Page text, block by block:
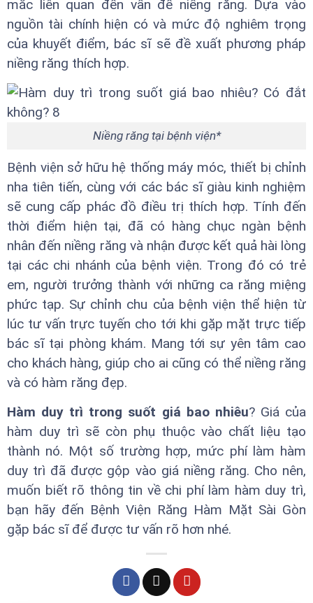
mắc liên quan đến vấn đề niềng răng. Dựa vào
nguồn tài chính hiện có và mức độ nghiêm trọng
của khuyết điểm, bác sĩ sẽ đề xuất phương pháp
niềng răng thích hợp.
Niềng răng tại bệnh viện*
Bệnh viện sở hữu hệ thống máy móc, thiết bị chỉnh
nha tiên tiến, cùng với các bác sĩ giàu kinh nghiệm
sẽ cung cấp phác đồ điều trị thích hợp. Tính đến
thời điểm hiện tại, đã có hàng chục ngàn bệnh
nhân đến niềng răng và nhận được kết quả hài lòng
tại các chi nhánh của bệnh viện. Trong đó có trẻ
em, người trưởng thành với những ca răng miệng
phức tạp. Sự chỉnh chu của bệnh viện thể hiện từ
lúc tư vấn trực tuyến cho tới khi gặp mặt trực tiếp
bác sĩ tại phòng khám. Mang tới sự yên tâm cao
cho khách hàng, giúp cho ai cũng có thể niềng răng
và có hàm răng đẹp.
Hàm duy trì trong suốt giá bao nhiêu? Giá của
hàm duy trì sẽ còn phụ thuộc vào chất liệu tạo
thành nó. Một số trường hợp, mức phí làm hàm
duy trì đã được gộp vào giá niềng răng. Cho nên,
muốn biết rõ thông tin về chi phí làm hàm duy trì,
bạn hãy đến Bệnh Viện Răng Hàm Mặt Sài Gòn
gặp bác sĩ để được tư vấn rõ hơn nhé.